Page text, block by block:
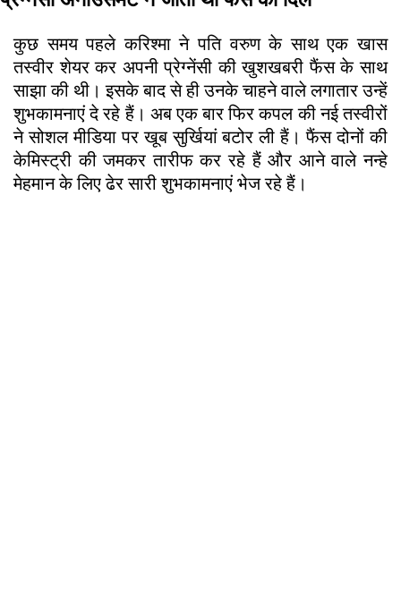
कुछ समय पहले करिश्मा ने पति वरुण के साथ एक खास
तस्वीर शेयर कर अपनी प्रेग्नेंसी की खुशखबरी फैंस के साथ
साझा की थी। इसके बाद से ही उनके चाहने वाले लगातार उन्हें
शुभकामनाएं दे रहे हैं। अब एक बार फिर कपल की नई तस्वीरों
ने सोशल मीडिया पर खूब सुर्खियां बटोर ली हैं। फैंस दोनों की
केमिस्ट्री की जमकर तारीफ कर रहे हैं और आने वाले नन्हे
मेहमान के लिए ढेर सारी शुभकामनाएं भेज रहे हैं।